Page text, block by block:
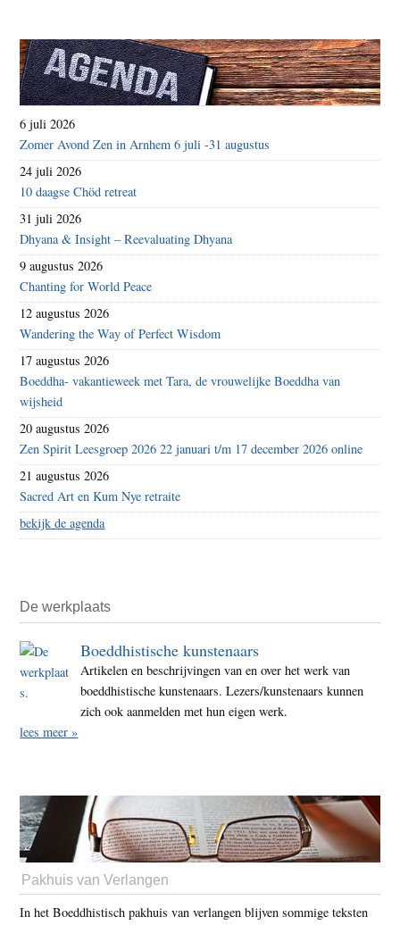
6 juli 2026
Zomer Avond Zen in Arnhem 6 juli -31 augustus
24 juli 2026
10 daagse Chöd retreat
31 juli 2026
Dhyana & Insight – Reevaluating Dhyana
9 augustus 2026
Chanting for World Peace
12 augustus 2026
Wandering the Way of Perfect Wisdom
17 augustus 2026
Boeddha- vakantieweek met Tara, de vrouwelijke Boeddha van
wijsheid
20 augustus 2026
Zen Spirit Leesgroep 2026 22 januari t/m 17 december 2026 online
21 augustus 2026
Sacred Art en Kum Nye retraite
bekijk de agenda
De werkplaats
Boeddhistische kunstenaars
Artikelen en beschrijvingen van en over het werk van
boeddhistische kunstenaars. Lezers/kunstenaars kunnen
zich ook aanmelden met hun eigen werk.
lees meer »
Pakhuis van Verlangen
In het Boeddhistisch pakhuis van verlangen blijven sommige teksten